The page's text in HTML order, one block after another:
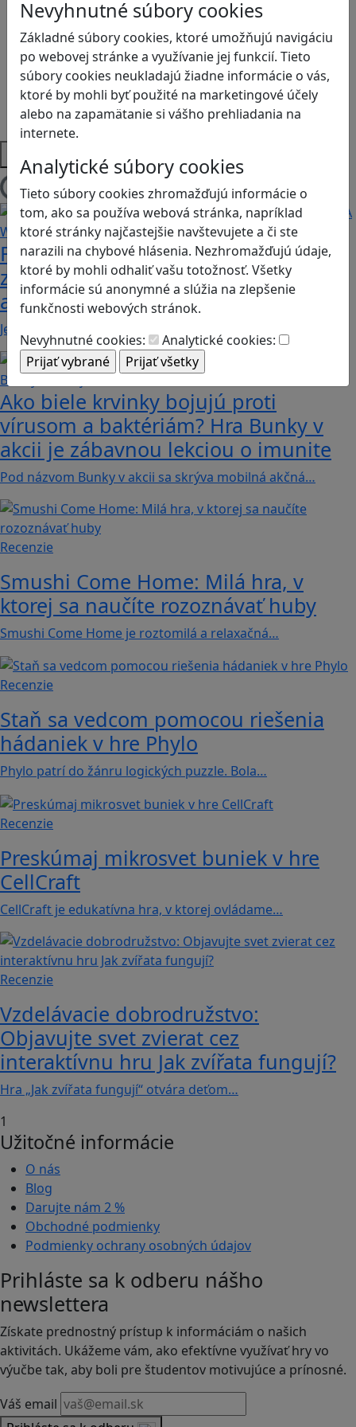
Nevyhnutné súbory cookies
Základné súbory cookies, ktoré umožňujú navigáciu
po webovej stránke a využívanie jej funkcií. Tieto
súbory cookies neukladajú žiadne informácie o vás,
ktoré by mohli byť použité na marketingové účely
alebo na zapamätanie si vášho prehliadania na
internete.
Analytické súbory cookies
Tieto súbory cookies zhromažďujú informácie o
tom, ako sa používa webová stránka, napríklad
ktoré stránky najčastejšie navštevujete a či ste
narazili na chybové hlásenia. Nezhromažďujú údaje,
ktoré by mohli odhaliť vašu totožnosť. Všetky
informácie sú anonymné a slúžia na zlepšenie
funkčnosti webových stránok.
Nevyhnutné cookies:
Analytické cookies:
Logické myslenie
Ľudské práva a tolerancia
Motorika a koncentrácia
Programovanie/Technika
Sociálne zručnosti a kooperácia
Strategické myslenie
Zdravie a pohyb
Platformy
Načítam blogy
Fotografujte zvieratká, aby ste
zachránili ostrov v Alba: A Wildlife
adventure
Jednoduchá hra, vhodná pre kohokoľvek z rodiny,…
Ako biele krvinky bojujú proti
vírusom a baktériám? Hra Bunky v
akcii je zábavnou lekciou o imunite
Pod názvom Bunky v akcii sa skrýva mobilná akčná…
Recenzie
Smushi Come Home: Milá hra, v
ktorej sa naučíte rozoznávať huby
Smushi Come Home je roztomilá a relaxačná…
Recenzie
Staň sa vedcom pomocou riešenia
hádaniek v hre Phylo
Phylo patrí do žánru logických puzzle. Bola…
Recenzie
Preskúmaj mikrosvet buniek v hre
CellCraft
CellCraft je edukatívna hra, v ktorej ovládame…
Recenzie
Vzdelávacie dobrodružstvo:
Objavujte svet zvierat cez
interaktívnu hru Jak zvířata fungují?
Hra „Jak zvířata fungují“ otvára deťom…
1
Užitočné informácie
O nás
Blog
Darujte nám 2 %
Obchodné podmienky
Podmienky ochrany osobných údajov
Prihláste sa k odberu nášho
newslettera
Získate prednostný prístup k informáciám o našich
aktivitách. Ukážeme vám, ako efektívne využívať hry vo
výučbe tak, aby boli pre študentov motivujúce a prínosné.
Váš email